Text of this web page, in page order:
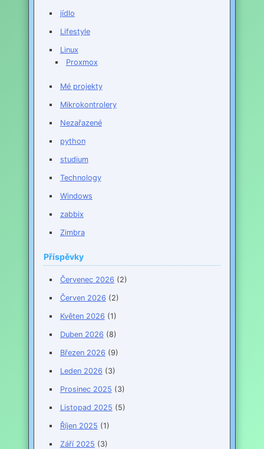
jídlo
Lifestyle
Linux
Proxmox
Mé projekty
Mikrokontrolery
Nezařazené
python
studium
Technology
Windows
zabbix
Zimbra
Příspěvky
Červenec 2026 (2)
Červen 2026 (2)
Květen 2026 (1)
Duben 2026 (8)
Březen 2026 (9)
Leden 2026 (3)
Prosinec 2025 (3)
Listopad 2025 (5)
Říjen 2025 (1)
Září 2025 (3)